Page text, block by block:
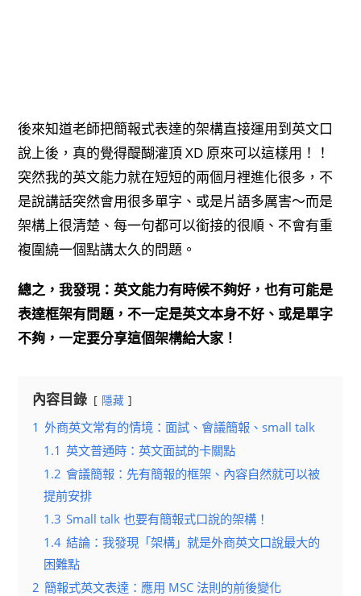
後來知道老師把簡報式表達的架構直接運用到英文口
說上後，真的覺得醍醐灌頂 XD 原來可以這樣用！！
突然我的英文能力就在短短的兩個月裡進化很多，不
是說講話突然會用很多單字、或是片語多厲害～而是
架構上很清楚、每一句都可以銜接的很順、不會有重
複圍繞一個點講太久的問題。
總之，我發現：英文能力有時候不夠好，也有可能是
表達框架有問題，不一定是英文本身不好、或是單字
不夠，一定要分享這個架構給大家！
內容目錄 隱藏
1 外商英文常有的情境：面試、會議簡報、small talk
1.1 英文普通時：英文面試的卡關點
1.2 會議簡報：先有簡報的框架、內容自然就可以被
提前安排
1.3 Small talk 也要有簡報式口說的架構！
1.4 結論：我發現「架構」就是外商英文口說最大的
困難點
2 簡報式英文表達：應用 MSC 法則的前後變化